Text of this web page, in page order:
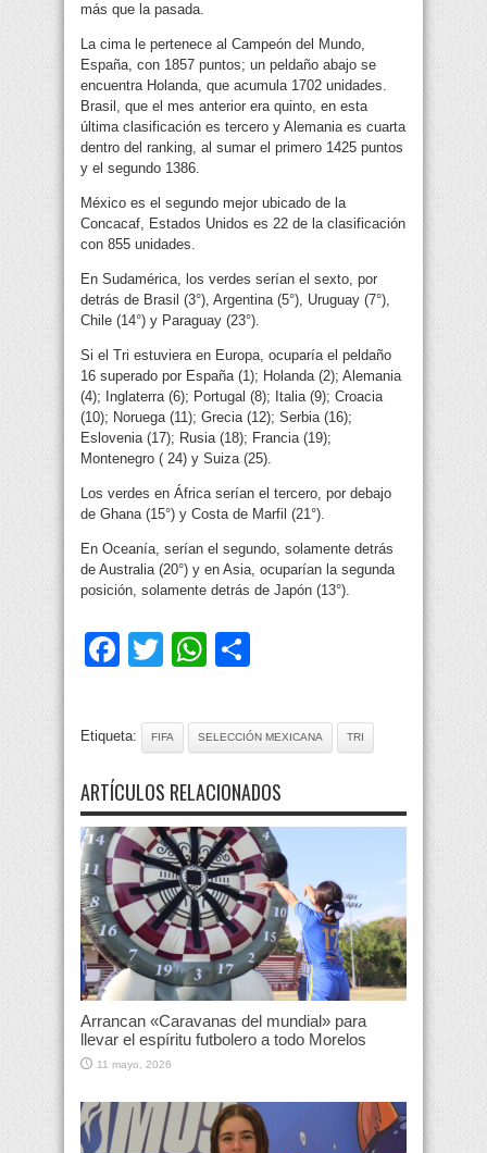
más que la pasada.
La cima le pertenece al Campeón del Mundo,
España, con 1857 puntos; un peldaño abajo se
encuentra Holanda, que acumula 1702 unidades.
Brasil, que el mes anterior era quinto, en esta
última clasificación es tercero y Alemania es cuarta
dentro del ranking, al sumar el primero 1425 puntos
y el segundo 1386.
México es el segundo mejor ubicado de la
Concacaf, Estados Unidos es 22 de la clasificación
con 855 unidades.
En Sudamérica, los verdes serían el sexto, por
detrás de Brasil (3°), Argentina (5°), Uruguay (7°),
Chile (14°) y Paraguay (23°).
Si el Tri estuviera en Europa, ocuparía el peldaño
16 superado por España (1); Holanda (2); Alemania
(4); Inglaterra (6); Portugal (8); Italia (9); Croacia
(10); Noruega (11); Grecia (12); Serbia (16);
Eslovenia (17); Rusia (18); Francia (19);
Montenegro ( 24) y Suiza (25).
Los verdes en África serían el tercero, por debajo
de Ghana (15°) y Costa de Marfil (21°).
En Oceanía, serían el segundo, solamente detrás
de Australia (20°) y en Asia, ocuparían la segunda
posición, solamente detrás de Japón (13°).
Facebook
TwitterWhatsApp
Etiqueta: FIFA SELECCIÓN MEXICANA TRI
ARTÍCULOS RELACIONADOS
Arrancan «Caravanas del mundial» para
llevar el espíritu futbolero a todo Morelos
11 mayo, 2026